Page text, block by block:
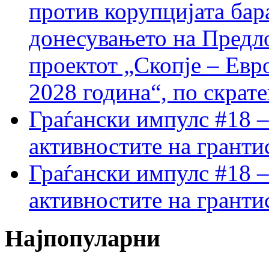
против корупцијата
донесувањето на
проектот „Скопје –
2028 година“, по
Граѓански импулс #18
активностите на
Граѓански импулс #18
активностите на
Најпопуларни